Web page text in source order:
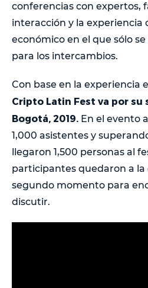
conferencias con expertos,
interacción y la experiencia
económico en el que sólo
para los intercambios.
Con base en la experiencia
Cripto Latin Fest va por su
Bogotá, 2019. En el evento
1,000 asistentes y
llegaron 1,500 personas al
participantes quedaron a la
segundo momento para
discutir.